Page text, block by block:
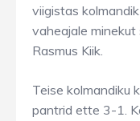
viigistas
vaheajale
Rasmus Kiik.
Teise kolmandiku
pantrid ette 3-1.